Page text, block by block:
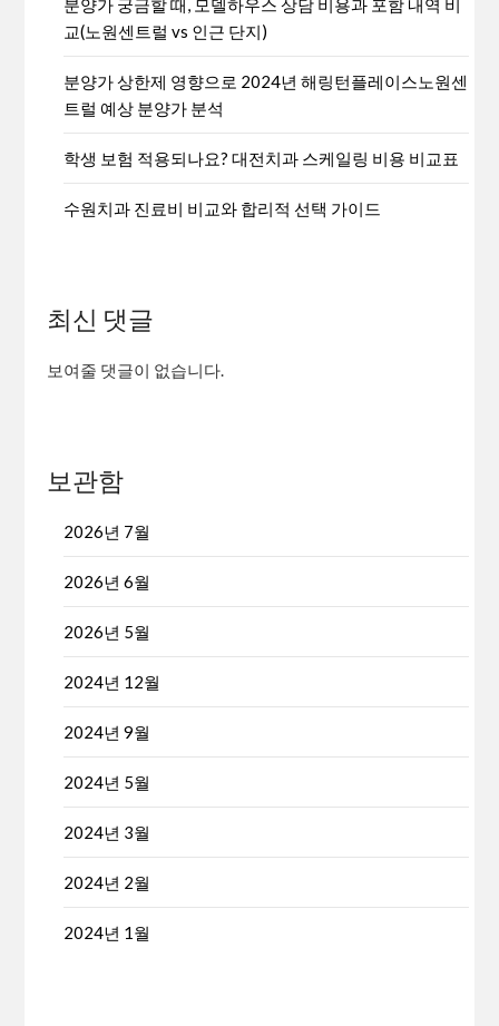
교(노원센트럴 vs 인근 단지)
분양가 상한제 영향으로 2024년 해링턴플레이스노원센
트럴 예상 분양가 분석
학생 보험 적용되나요? 대전치과 스케일링 비용 비교표
수원치과 진료비 비교와 합리적 선택 가이드
최신 댓글
보여줄 댓글이 없습니다.
보관함
2026년 7월
2026년 6월
2026년 5월
2024년 12월
2024년 9월
2024년 5월
2024년 3월
2024년 2월
2024년 1월